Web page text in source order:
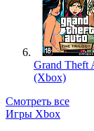
Grand Theft
(Xbox)
Смотреть все
Игры Xbox